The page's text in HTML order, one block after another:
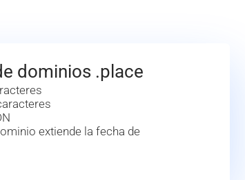
dominios .place
extiende la fecha de